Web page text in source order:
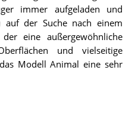
immer aufgeladen und
auf der Suche nach einem
eine außergewöhnliche
und vielseitige
Modell Animal eine sehr